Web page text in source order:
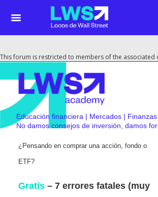
This forum is restricted to members of the associated
Educación financiera | Mercados |
No damos consejos de inversión, damos
¿Pensando en comprar una acción, fondo o
ETF?
Gratis – 7 errores fatales (muy